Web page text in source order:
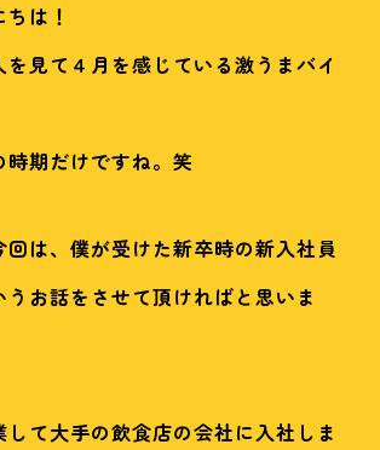
は！
見て４月を感じている激うまバイ
時期だけですね。笑
回は、僕が受けた新卒時の新入社員
お話をさせて頂ければと思いま
て大手の飲食店の会社に入社しま